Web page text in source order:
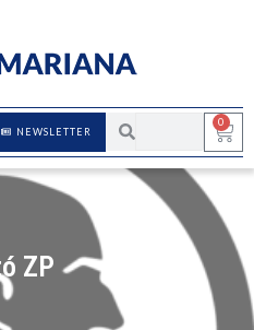
0
NEWSLETTER
ZP